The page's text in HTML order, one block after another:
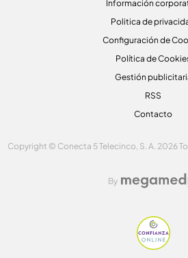
Información
Politica de
Configuración de
Política de
Gestión
RSS
Contacto
Copyright © Conecta 5 Telecinco, S. A. 2026
By